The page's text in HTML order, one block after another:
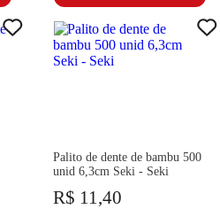
Palito de dente de bambu 500
unid 6,3cm Seki - Seki
R$ 11,40